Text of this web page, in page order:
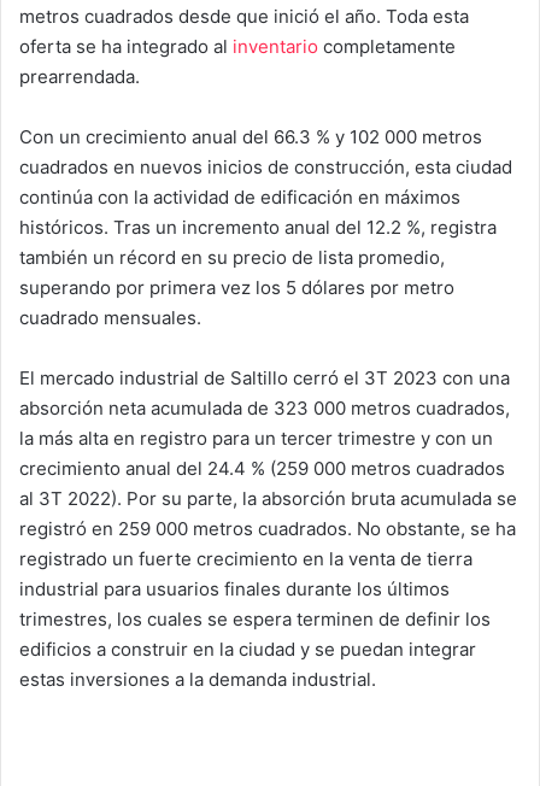
metros cuadrados desde que inició el año. Toda esta
oferta se ha integrado al inventario completamente
prearrendada.
Con un crecimiento anual del 66.3 % y 102 000 metros
cuadrados en nuevos inicios de construcción, esta ciudad
continúa con la actividad de edificación en máximos
históricos. Tras un incremento anual del 12.2 %, registra
también un récord en su precio de lista promedio,
superando por primera vez los 5 dólares por metro
cuadrado mensuales.
El mercado industrial de Saltillo cerró el 3T 2023 con una
absorción neta acumulada de 323 000 metros cuadrados,
la más alta en registro para un tercer trimestre y con un
crecimiento anual del 24.4 % (259 000 metros cuadrados
al 3T 2022). Por su parte, la absorción bruta acumulada se
registró en 259 000 metros cuadrados. No obstante, se ha
registrado un fuerte crecimiento en la venta de tierra
industrial para usuarios finales durante los últimos
trimestres, los cuales se espera terminen de definir los
edificios a construir en la ciudad y se puedan integrar
estas inversiones a la demanda industrial.